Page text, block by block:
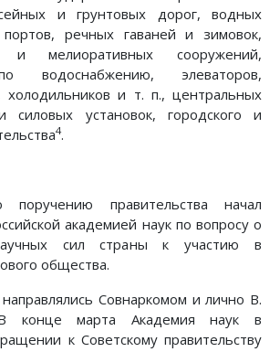
и грунтовых дорог, водных
речных гаваней и зимовок,
и мелиоративных сооружений,
водоснабжению, элеваторов,
холодильников и т. п., центральных
силовых установок, городского и
4.
поручению правительства начал
академией наук по вопросу о
сил страны к участию в
общества.
Совнаркомом и лично В.
конце марта Академия наук в
к Советскому правительству